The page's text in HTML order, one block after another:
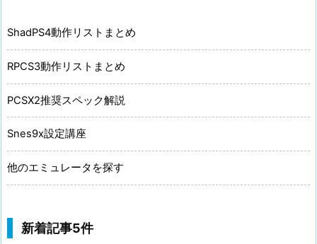
ShadPS4動作リストまとめ
RPCS3動作リストまとめ
PCSX2推奨スペック解説
Snes9x設定講座
他のエミュレータを探す
新着記事5件